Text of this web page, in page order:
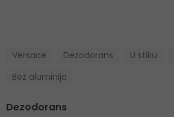
Versace Dezodorans U stiku
Bez aluminija
Dezodorans